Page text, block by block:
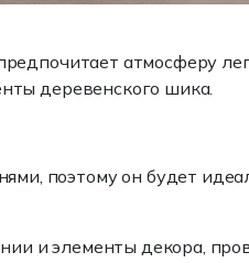
атмосферу
деревенского шика.
поэтому он будет
и элементы декора,